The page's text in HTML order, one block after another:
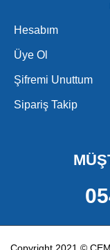
Hesabım
Üye Ol
Şifremi Unuttum
Sipariş Takip